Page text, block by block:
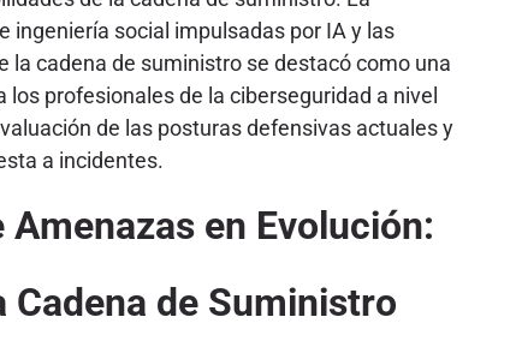
ingeniería social impulsadas por IA y las
la cadena de suministro se destacó como una
los profesionales de la ciberseguridad a nivel
de las posturas defensivas actuales y
a incidentes.
Amenazas en Evolución:
de Suministro